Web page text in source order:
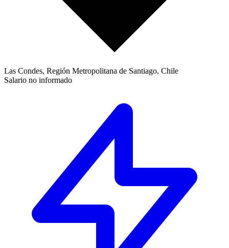
Las Condes, Región Metropolitana de Santiago, Chile
Salario no informado